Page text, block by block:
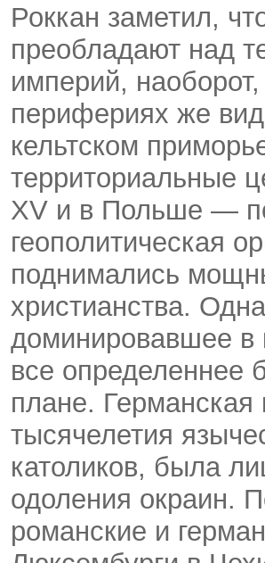
Роккан заметил,
преобладают над
империй,
перифериях же
кельтском
территориальные
XV и в Польше —
геополитическая
поднимались
христианства.
доминировавшее в
все определеннее
плане. Германская
тысячелетия
католиков, была
одоления окраин.
романские и